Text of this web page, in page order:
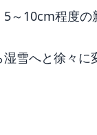
10cm程度の
雪へと徐々に